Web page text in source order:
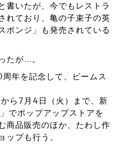
書いたが、今でもレストラ
れており、亀の子束子の英
ポンジ」も発売されている
たが…。
年を記念して、ビームス
ら7月4日（火）まで、新
でポップアップストアを
商品販売のほか、たわし作
ップも行う。